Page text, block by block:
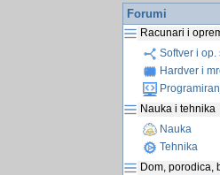
Forumi
Racunari i
Softver i op.
Hardver i
Nauka i tehnika
Nauka
Tehnika
Dom, porodica,